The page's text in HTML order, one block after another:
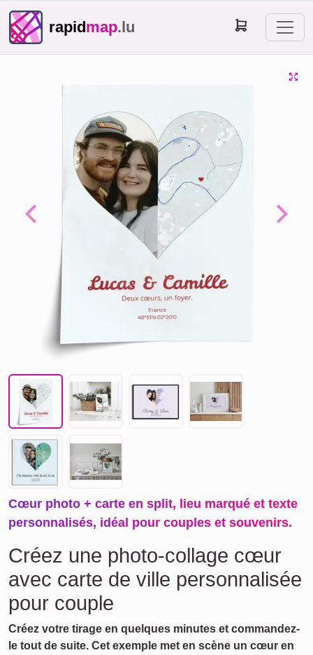
rapidmap.lu
Previous Next
Cœur photo + carte en split, lieu marqué et texte
personnalisés, idéal pour couples et souvenirs.
Créez une photo-collage cœur
avec carte de ville personnalisée
pour couple
Créez votre tirage en quelques minutes et commandez-
le tout de suite. Cet exemple met en scène un cœur en